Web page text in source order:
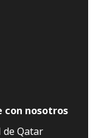
con nosotros
Qatar